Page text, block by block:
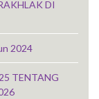
DI
2024
TENTANG